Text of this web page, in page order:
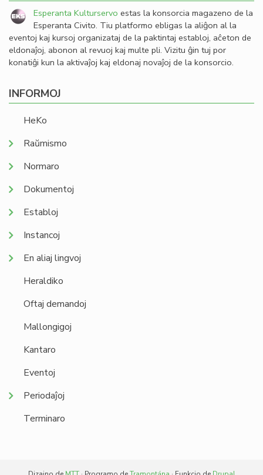
Esperanta Kulturservo estas la konsorcia magazeno de la
Esperanta Civito. Tiu platformo ebligas la aliĝon al la
eventoj kaj kursoj organizataj de la paktintaj establoj, aĉeton de
eldonaĵoj, abonon al revuoj kaj multe pli. Vizitu ĝin tuj por
konatiĝi kun la aktivaĵoj kaj eldonaj novaĵoj de la konsorcio.
INFORMOJ
HeKo
Raŭmismo
Normaro
Dokumentoj
Establoj
Instancoj
En aliaj lingvoj
Heraldiko
Oftaj demandoj
Mallongigoj
Kantaro
Eventoj
Periodaĵoj
Terminaro